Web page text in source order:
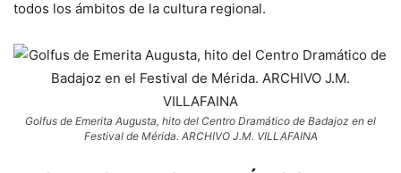
todos los ámbitos de la cultura regional.
Golfus de Emerita Augusta, hito del Centro Dramático de Badajoz en el
Festival de Mérida. ARCHIVO J.M. VILLAFAINA